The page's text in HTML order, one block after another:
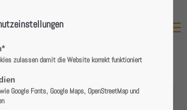
zulassen damit die Website korrekt funktioniert
Google Fonts, Google Maps, OpenStreetMap und